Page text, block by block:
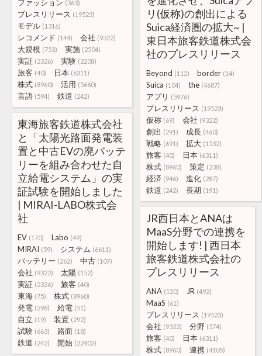
ファッション (363)
プレスリリース (19523)
モデル (1316)
レコメンド (144) 会社 (9322)
大規模 (753) 実施 (2504)
実証 (2326) 実験 (2208)
旅客 (40) 日本 (6311)
株式 (8960) 活用 (5660)
言語 (594) 鉄道 (242)
リ(仮称)の創出による
Suica経済圏の拡大~ |
東日本旅客鉄道株式会
社のプレスリリース
Beyond (112) border (14)
Suica (104) the (4687)
アプリ (5976)
プレスリリース (19523)
仮称 (69) 会社 (9322)
創出 (291) 成長 (460)
戦略 (691) 拡大 (1532)
旅客 (40) 日本 (6311)
株式 (8960) 策定 (238)
経済 (946) 進化 (287)
鉄道 (242) 長期 (191)
東海旅客鉄道株式会社
と「太陽光路面発電装
置と中古EVの廃バッテ
リーを組み合わせた自
立給電システム」の実
証試験を開始しました
| MIRAI-LABO株式会
社
EV (170) Labo (49)
MIRAI (59) システム (6611)
バッテリー (262) 中古 (107)
会社 (9322) 太陽 (152)
実証 (2326) 旅客 (40)
東海 (75) 株式 (8960)
発電 (298) 給電 (51)
自立 (19) 装置 (292)
試験 (663) 路面 (18)
鉄道 (242) 開始 (22402)
JR西日本とANAは
MaaS分野での連携を
開始します! | 西日本
旅客鉄道株式会社の
プレスリリース
ANA (120) JR (492)
MaaS (61)
プレスリリース (19523)
会社 (9322) 分野 (574)
旅客 (40) 日本 (6311)
株式 (8960) 連携 (4105)